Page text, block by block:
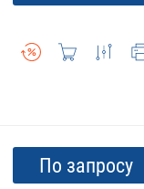
По запросу